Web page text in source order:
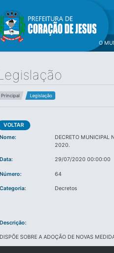
O
Principal Legislação
VOLTAR
Nome:
DECRETO MUNICIPAL
2020.
Data: 29/07/2020 00:00:00
Número: 64
Categoria: Decretos
Descrição:
DISPÕE SOBRE A ADOÇÃO DE NOVAS